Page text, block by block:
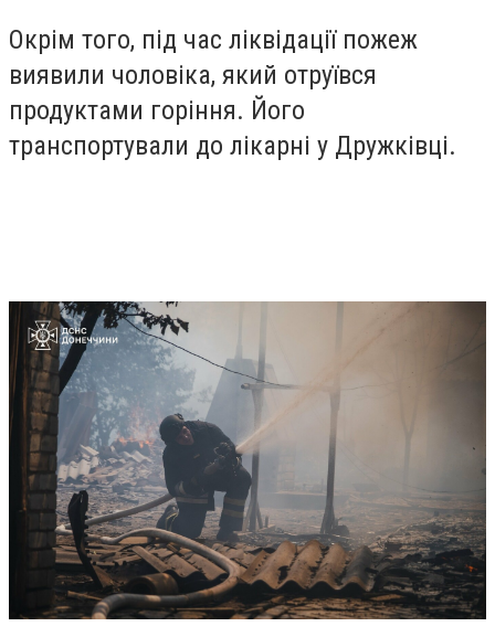
Окрім того, під час ліквідації пожеж
виявили чоловіка, який отруївся
продуктами горіння. Його
транспортували до лікарні у Дружківці.